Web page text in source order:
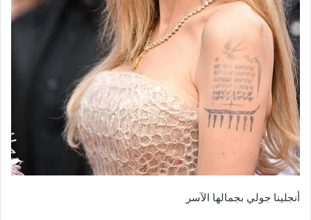
أنجلينا جولي بجمالها الآسر